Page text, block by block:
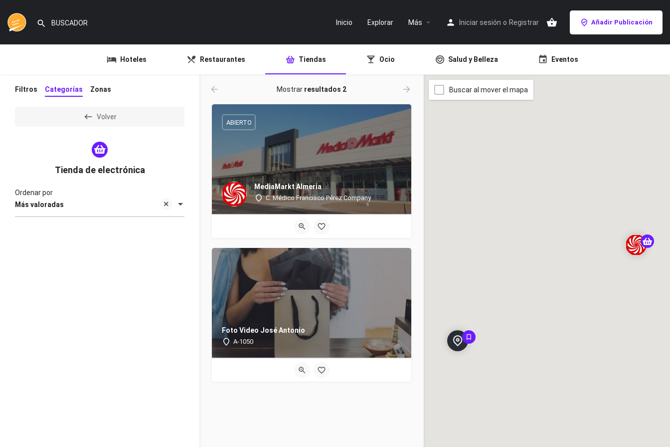
Inicio Explorar Más Iniciar sesión o Registrar Añadir Publicación
Hoteles Restaurantes Tiendas Ocio Salud y Belleza Eventos
Filtros Categorías Zonas
Volver
Tienda de electrónica
Más valoradas
Ordenar por
Mostrar resultados 2
MediaMarkt Almeria
C. Médico Francisco Pérez Company
ABIERTO
Foto Video José Antonio
A-1050
Buscar al mover el mapa